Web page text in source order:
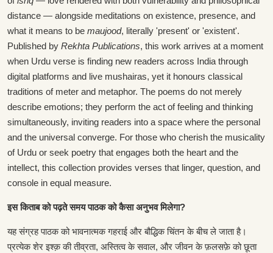
distance — alongside meditations on existence, presence, and
what it means to be maujood, literally 'present' or 'existent'.
Published by Rekhta Publications, this work arrives at a moment
when Urdu verse is finding new readers across India through
digital platforms and live mushairas, yet it honours classical
traditions of meter and metaphor. The poems do not merely
describe emotions; they perform the act of feeling and thinking
simultaneously, inviting readers into a space where the personal
and the universal converge. For those who cherish the musicality
of Urdu or seek poetry that engages both the heart and the
intellect, this collection provides verses that linger, question, and
console in equal measure.
इस किताब को पढ़ते समय पाठक को कैसा अनुभव मिलेगा?
यह संग्रह पाठक को भावनात्मक गहराई और बौद्धिक चिंतन के बीच ले जाता है।
प्रत्येक शेर इश्क़ की तीव्रता, अस्तित्व के सवाल, और जीवन के फ़लसफ़े को छूता